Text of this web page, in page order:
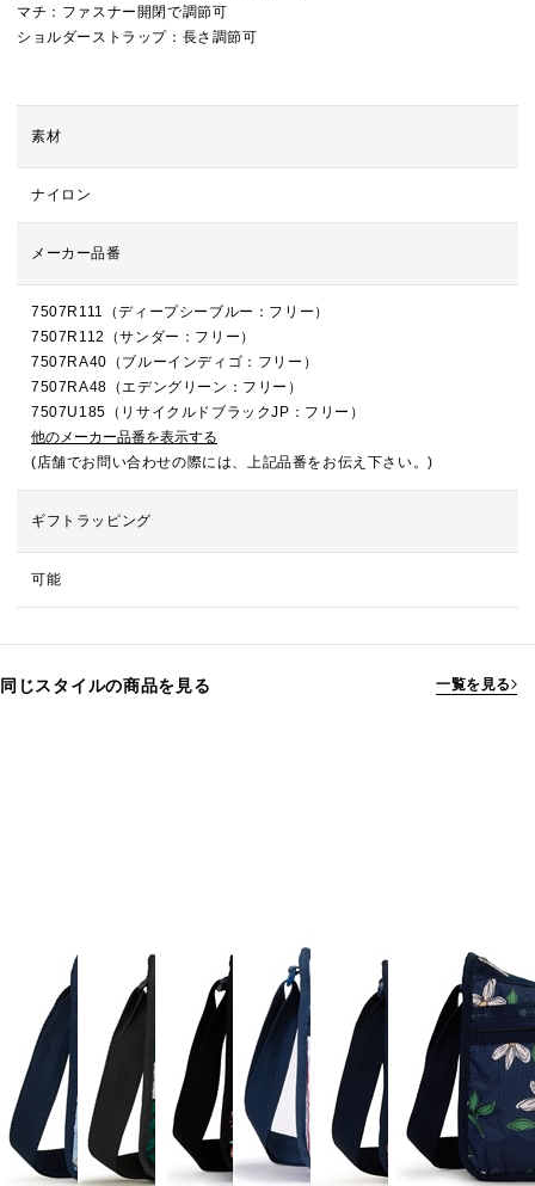
マチ：ファスナー開閉で調節可
ショルダーストラップ：長さ調節可
素材
ナイロン
メーカー品番
7507R111（ディープシーブルー：フリー）
7507R112（サンダー：フリー）
7507RA40（ブルーインディゴ：フリー）
7507RA48（エデングリーン：フリー）
7507U185（リサイクルドブラックJP：フリー）
他のメーカー品番を表示する
(店舗でお問い合わせの際には、上記品番をお伝え下さい。)
ギフトラッピング
可能
同じスタイルの商品を見る 一覧を見る